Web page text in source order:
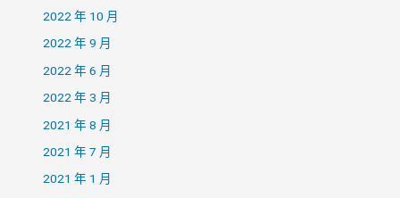
2022 年 10 月
2022 年 9 月
2022 年 6 月
2022 年 3 月
2021 年 8 月
2021 年 7 月
2021 年 1 月